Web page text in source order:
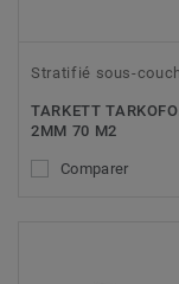
Stratifié sous-
TARKETT
2MM 70 M2
Comparer